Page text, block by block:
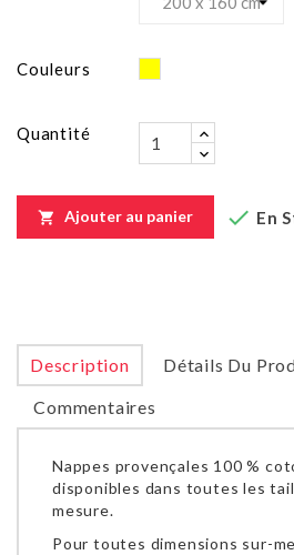
Couleurs Jaune
Quantité
 Ajouter au panier  En
Description
Détails Du
Commentaires
Nappes provençales 100 %
disponibles dans toutes les
mesure.
Pour toutes dimensions sur-